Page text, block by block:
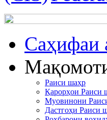
Cаҳифаи
Раиси шаҳр
Қарорҳои Раиси
Муовинони
Дастгоҳи Раиси